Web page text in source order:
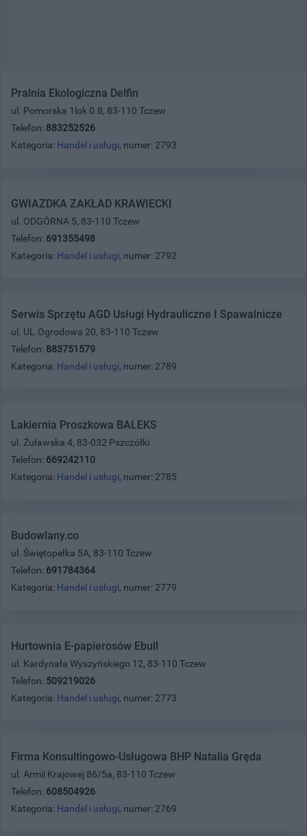
Pralnia Ekologiczna Delfin
ul. Pomorska 1lok 0.8, 83-110 Tczew
Telefon: 883252526
Kategoria: Handel i usługi, numer: 2793
GWIAZDKA ZAKŁAD KRAWIECKI
ul. ODGÓRNA 5, 83-110 Tczew
Telefon: 691355498
Kategoria: Handel i usługi, numer: 2792
Serwis Sprzętu AGD Usługi Hydrauliczne I Spawalnicze
ul. UL.Ogrodowa 20, 83-110 Tczew
Telefon: 883751579
Kategoria: Handel i usługi, numer: 2789
Lakiernia Proszkowa BALEKS
ul. Żuławska 4, 83-032 Pszczółki
Telefon: 669242110
Kategoria: Handel i usługi, numer: 2785
Budowlany.co
ul. Świętopełka 5A, 83-110 Tczew
Telefon: 691784364
Kategoria: Handel i usługi, numer: 2779
Hurtownia E-papierosów Ebull
ul. Kardynała Wyszyńskiego 12, 83-110 Tczew
Telefon: 509219026
Kategoria: Handel i usługi, numer: 2773
Firma Konsultingowo-Usługowa BHP Natalia Gręda
ul. Armii Krajowej 86/5a, 83-110 Tczew
Telefon: 608504926
Kategoria: Handel i usługi, numer: 2769